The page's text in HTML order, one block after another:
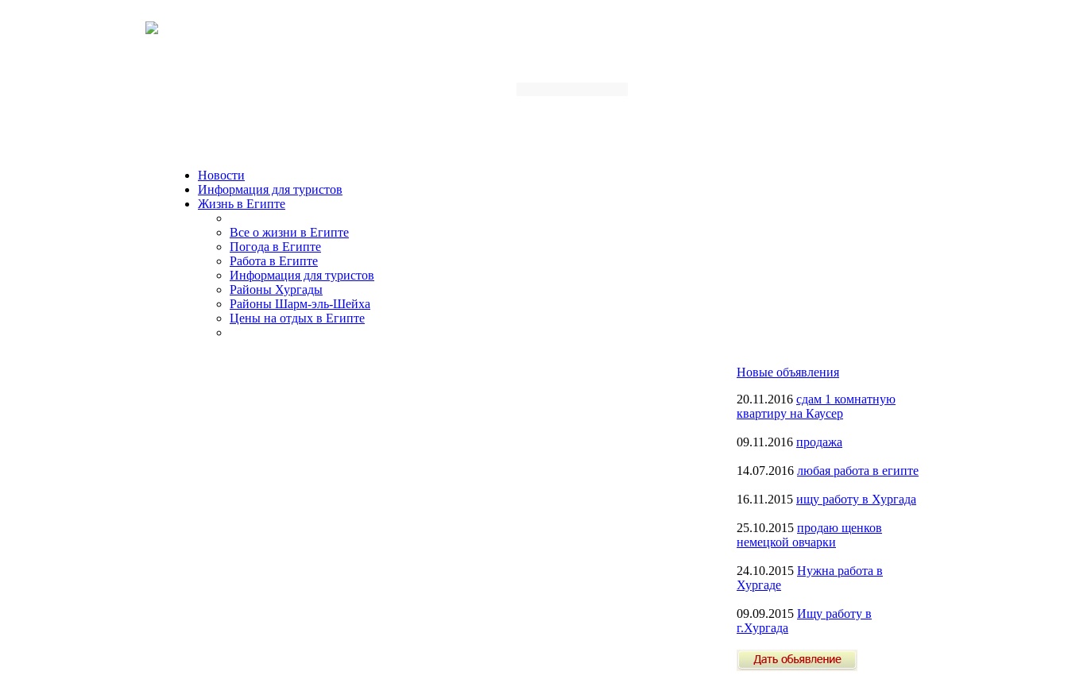
Новости
Информация для туристов
Жизнь в Египте
Все о жизни в Египте
Погода в Египте
Работа в Египте
Информация для туристов
Районы Хургады
Районы Шарм-эль-Шейха
Цены на отдых в Египте
Новые объявления
20.11.2016 сдам 1 комнатную
квартиру на Каусер
09.11.2016 продажа
14.07.2016 любая работа в египте
16.11.2015 ищу работу в Хургада
25.10.2015 продаю щенков
немецкой овчарки
24.10.2015 Нужна работа в
Хургаде
09.09.2015 Ищу работу в
г.Хургада